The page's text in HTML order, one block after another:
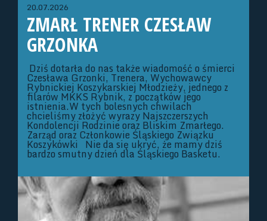
20.07.2026
ZMARŁ TRENER CZESŁAW
GRZONKA
Dziś dotarła do nas także wiadomość o śmierci
Czesława Grzonki, Trenera, Wychowawcy
Rybnickiej Koszykarskiej Młodzieży, jednego z
filarów MKKS Rybnik, z początków jego
istnienia.W tych bolesnych chwilach
chcieliśmy złożyć wyrazy Najszczerszych
Kondolencji Rodzinie oraz Bliskim Zmarłego.
Zarząd oraz Członkowie Śląskiego Związku
Koszykówki Nie da się ukryć, że mamy dziś
bardzo smutny dzień dla Śląskiego Basketu.